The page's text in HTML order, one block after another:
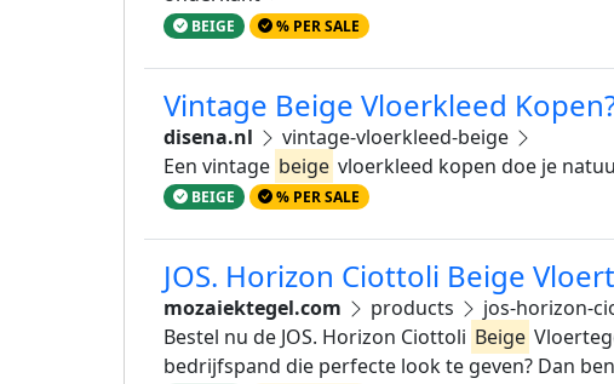
BEIGE % PER SALE
Vintage Beige Vloerkleed
disena.nl
vintage-vloerkleed-beige
Een vintage beige vloerkleed kopen doe je
BEIGE % PER SALE
JOS. Horizon Ciottoli Beige
mozaiektegel.com products
jos-horizon-
Bestel nu de JOS. Horizon Ciottoli Beige
bedrijfspand die perfecte look te geven? Dan